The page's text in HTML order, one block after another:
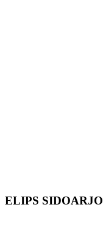
ELIPS SIDOARJO